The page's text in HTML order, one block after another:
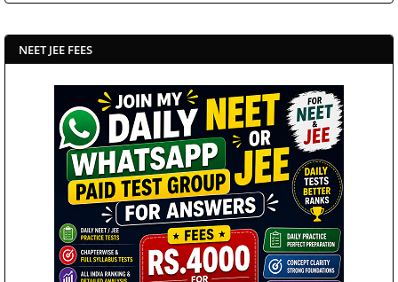
NEET JEE FEES